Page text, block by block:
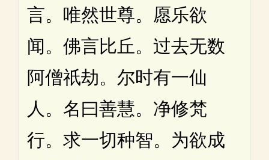
言。唯然世尊。愿乐欲
闻。佛言比丘。过去无数
阿僧祇劫。尔时有一仙
人。名曰善慧。净修梵
行。求一切种智。为欲成